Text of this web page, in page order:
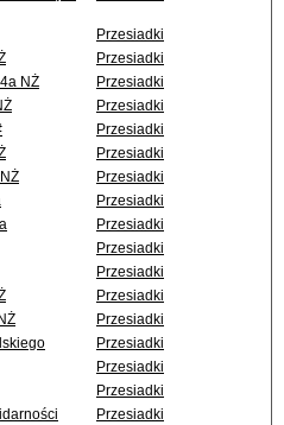
Przesiadki
Przesiadki
NŻ
Przesiadki
Przesiadki
Przesiadki
Przesiadki
Przesiadki
Przesiadki
Przesiadki
Przesiadki
Przesiadki
Przesiadki
Przesiadki
Przesiadki
Przesiadki
Przesiadki
Przesiadki